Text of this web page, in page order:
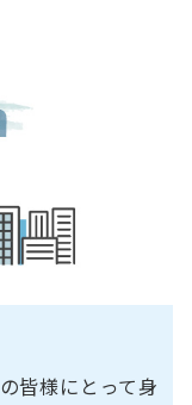
皆様にとって身